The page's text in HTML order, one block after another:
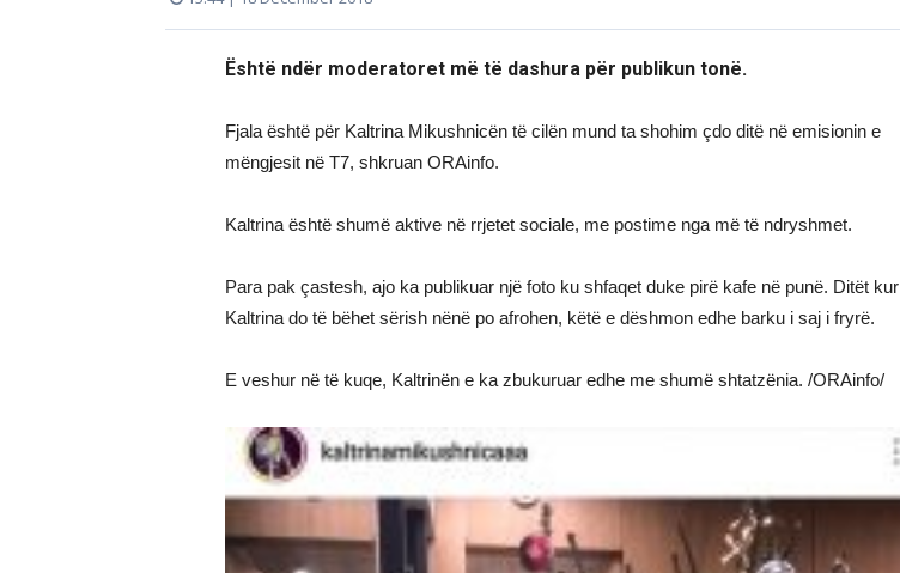
Është ndër moderatoret më të dashura për publikun tonë.
Fjala është për Kaltrina Mikushnicën të cilën mund ta shohim çdo ditë në emisionin e
mëngjesit në T7, shkruan ORAinfo.
Kaltrina është shumë aktive në rrjetet sociale, me postime nga më të ndryshmet.
Para pak çastesh, ajo ka publikuar një foto ku shfaqet duke pirë kafe në punë. Ditët kur
Kaltrina do të bëhet sërish nënë po afrohen, këtë e dëshmon edhe barku i saj i fryrë.
E veshur në të kuqe, Kaltrinën e ka zbukuruar edhe me shumë shtatzënia. /ORAinfo/